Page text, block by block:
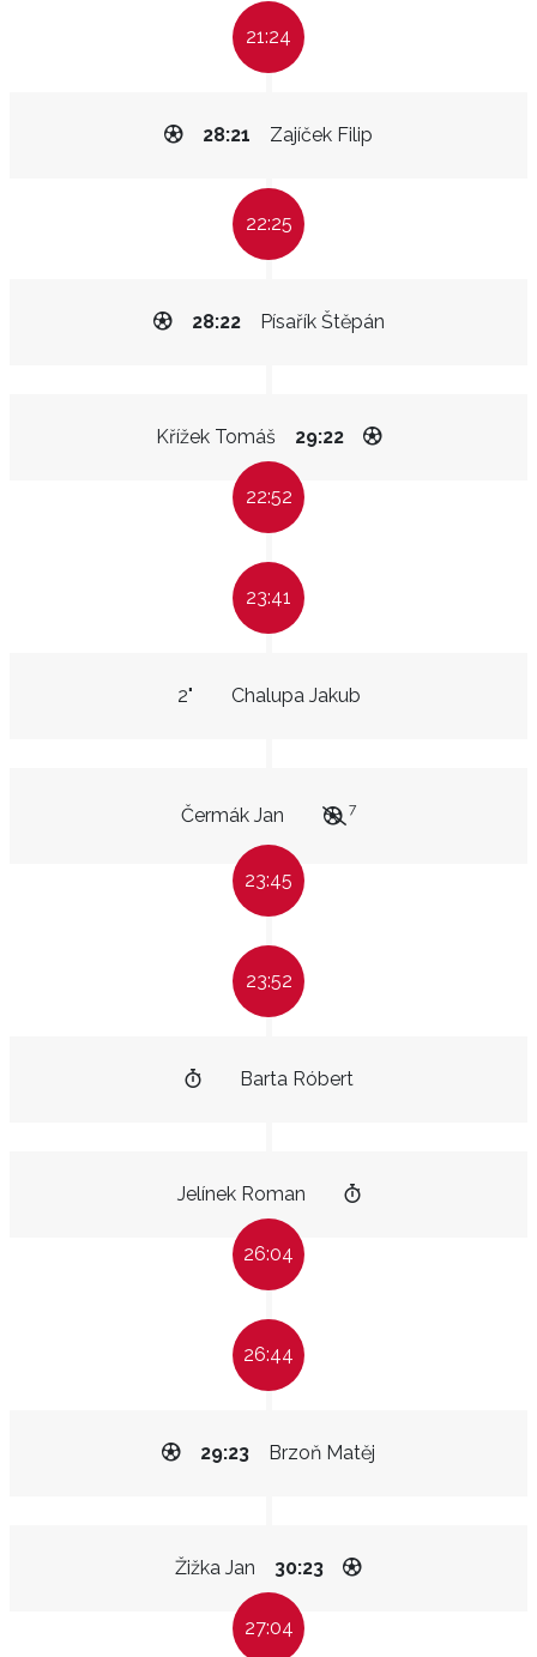
21:24
Zajíček Filip
28:21
22:25
Písařík Štěpán
28:22
Křížek Tomáš 29:22
22:52
23:41
Chalupa Jakub
2"
Čermák Jan 7
23:45
23:52
Barta Róbert
Jelínek Roman
26:04
26:44
Brzoň Matěj
29:23
Žižka Jan 30:23
27:04